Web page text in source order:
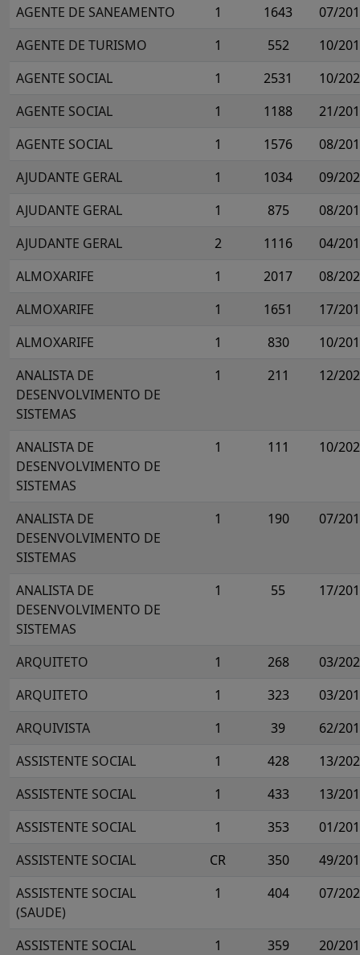
AGENTE DE SANEAMENTO 1 1643
07/
AGENTE DE TURISMO
1 552
10/
AGENTE SOCIAL
1 2531
10/
AGENTE SOCIAL
1 1188
21/
AGENTE SOCIAL
1 1576
08/
AJUDANTE GERAL
1 1034
09/
AJUDANTE GERAL
1 875
08/
AJUDANTE GERAL
2 1116
04/
ALMOXARIFE
1 2017
08/
ALMOXARIFE
1 1651
17/
ALMOXARIFE
1 830
10/
ANALISTA DE
DESENVOLVIMENTO DE
SISTEMAS
1 211 12/
ANALISTA DE
DESENVOLVIMENTO DE
SISTEMAS
1 111 10/
ANALISTA DE
DESENVOLVIMENTO DE
SISTEMAS
1 190 07/
ANALISTA DE
DESENVOLVIMENTO DE
SISTEMAS
1 55 17/
ARQUITETO 1 268
03/
ARQUITETO
1 323
03/
ARQUIVISTA
1 39
62/
ASSISTENTE SOCIAL
1 428
13/
ASSISTENTE SOCIAL
1 433
13/
ASSISTENTE SOCIAL
1 353
01/
ASSISTENTE SOCIAL
CR 350
49/
ASSISTENTE SOCIAL
(SAUDE)
1 404 07/
ASSISTENTE SOCIAL
1 359 20/